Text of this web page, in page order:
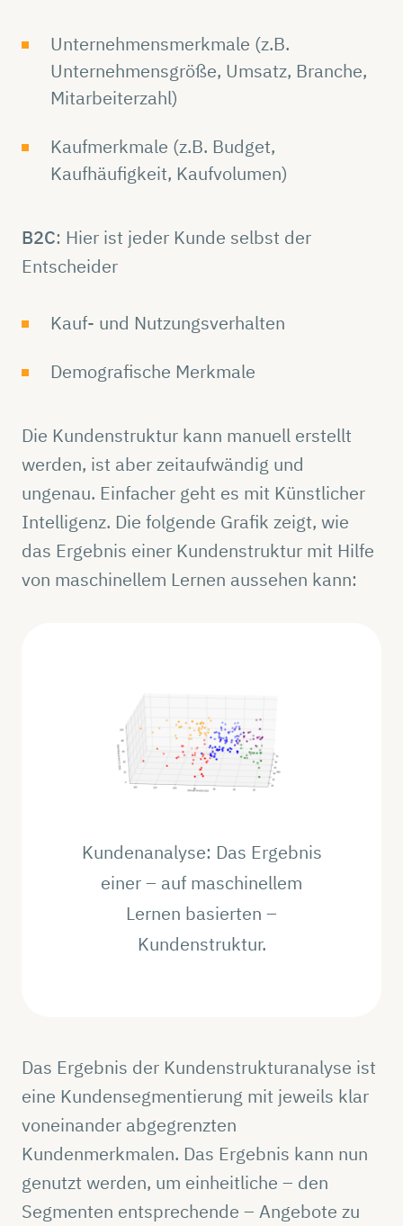
Unternehmensmerkmale (z.B.
Unternehmensgröße, Umsatz, Branche,
Mitarbeiterzahl)
Kaufmerkmale (z.B. Budget,
Kaufhäufigkeit, Kaufvolumen)
B2C: Hier ist jeder Kunde selbst der
Entscheider
Kauf- und Nutzungsverhalten
Demografische Merkmale
Die Kundenstruktur kann manuell erstellt
werden, ist aber zeitaufwändig und
ungenau. Einfacher geht es mit Künstlicher
Intelligenz. Die folgende Grafik zeigt, wie
das Ergebnis einer Kundenstruktur mit Hilfe
von maschinellem Lernen aussehen kann:
Kundenanalyse: Das Ergebnis
einer – auf maschinellem
Lernen basierten –
Kundenstruktur.
Das Ergebnis der Kundenstrukturanalyse ist
eine Kundensegmentierung mit jeweils klar
voneinander abgegrenzten
Kundenmerkmalen. Das Ergebnis kann nun
genutzt werden, um einheitliche – den
Segmenten entsprechende – Angebote zu